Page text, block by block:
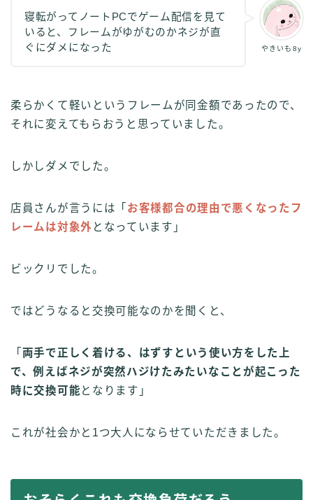
やきいも8y
寝転がってノートPCでゲーム配信を見て
いると、フレームがゆがむのかネジが直
ぐにダメになった
柔らかくて軽いというフレームが同金額であったので、
それに変えてもらおうと思っていました。
しかしダメでした。
店員さんが言うには「 お客様都合の理由で悪くなったフ
レームは対象外 となっています」
ビックリでした。
ではどうなると交換可能なのかを聞くと、
「 両手で正しく着ける、はずすという使い方をした上
で、例えばネジが突然ハジけたみたいなことが起こった
時に交換可能 となります」
これが社会かと1つ大人にならせていただきました。